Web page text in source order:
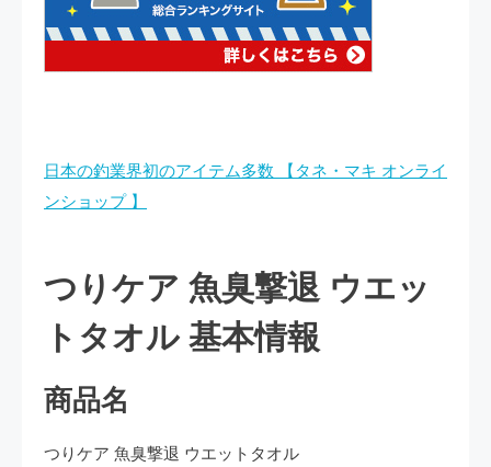
日本の釣業界初のアイテム多数 【タネ・マキ オンライ
ンショップ 】
つりケア 魚臭撃退 ウエッ
トタオル 基本情報
商品名
つりケア 魚臭撃退 ウエットタオル